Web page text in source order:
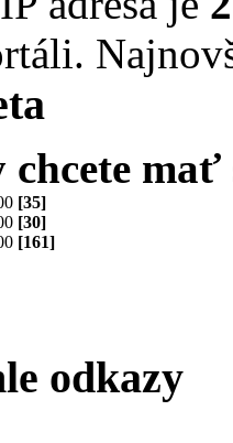
chcete
[35]
[30]
[161]
odkazy